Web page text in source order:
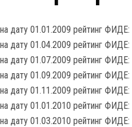
на дату 01.01.2009 рейтинг ФИДЕ:
на дату 01.04.2009 рейтинг ФИДЕ:
на дату 01.07.2009 рейтинг ФИДЕ:
на дату 01.09.2009 рейтинг ФИДЕ:
на дату 01.11.2009 рейтинг ФИДЕ:
на дату 01.01.2010 рейтинг ФИДЕ:
на дату 01.03.2010 рейтинг ФИДЕ: